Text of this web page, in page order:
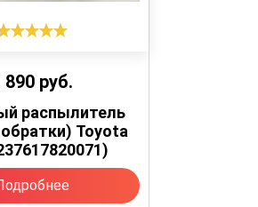
890 руб.
распылитель
Toyota